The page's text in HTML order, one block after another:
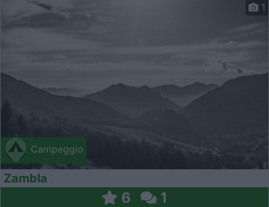
Campeggio
1
Zambla
6 1